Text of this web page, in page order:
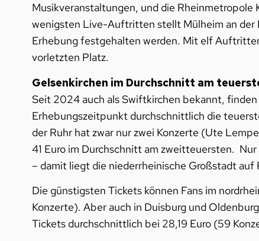
Musikveranstaltungen, und die
wenigsten Live-Auftritten stellt Mülheim an der
Erhebung festgehalten werden. Mit elf
vorletzten Platz.
Gelsenkirchen im Durchschnitt am
Seit 2024 auch als Swiftkirchen bekannt,
Erhebungszeitpunkt durchschnittlich die
der Ruhr hat zwar nur zwei Konzerte (Ute
41 Euro im Durchschnitt am zweitteuersten.
– damit liegt die niederrheinische Großstadt
Die günstigsten Tickets können Fans im
Konzerte). Aber auch in Duisburg und
Tickets durchschnittlich bei 28,19 Euro (59